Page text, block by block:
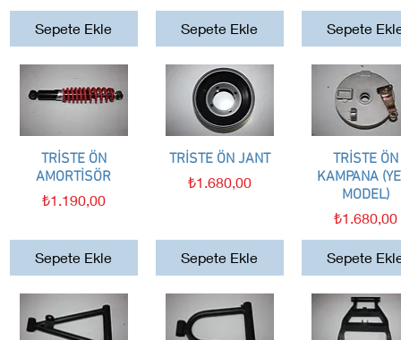
Sepete Ekle Sepete Ekle Sepete
Hızlı Bakış
TRİSTE ÖN
AMORTİSÖR
Fiyat
₺1.190,00
Sepete Ekle
Hızlı Bakış
TRİSTE ÖN JANT
Fiyat
₺1.680,00
Sepete Ekle
Hızlı Bakış
TRİSTE ÖN
KAMPANA
MODEL)
Fiyat
₺1.680,00
Sepete